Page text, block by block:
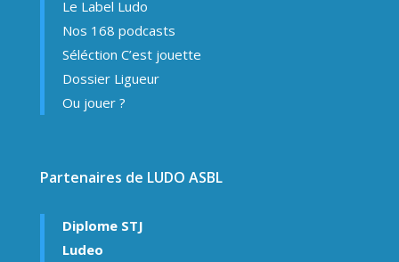
Le Label Ludo
Nos 168 podcasts
Séléction C’est jouette
Dossier Ligueur
Ou jouer ?
Partenaires de LUDO ASBL
Diplome STJ
Ludeo